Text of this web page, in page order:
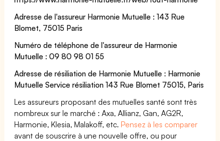
Adresse de l'assureur Harmonie Mutuelle : 143 Rue
Blomet, 75015 Paris
Numéro de téléphone de l'assureur de Harmonie
Mutuelle : 09 80 98 01 55
Adresse de résiliation de Harmonie Mutuelle : Harmonie
Mutuelle Service résiliation 143 Rue Blomet 75015, Paris
Les assureurs proposant des mutuelles santé sont très
nombreux sur le marché : Axa, Allianz, Gan, AG2R,
Harmonie, Klesia, Malakoff, etc.Pensez à les comparer
avant de souscrire à une nouvelle offre, ou pour